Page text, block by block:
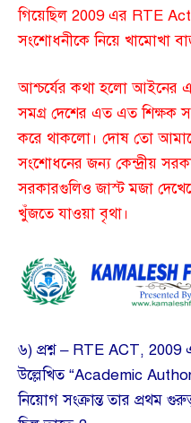
গিয়েছিল 2009 এর RTE
সংশোধনীকে নিয়ে খামোখা
আশ্চর্যের কথা হলো আইনের
সমগ্র দেশের এত এত শিক্ষক
করে থাকলো। দোষ তো
সংশোধনের জন্য কেন্দ্রীয়
সরকারগুলিও জাস্ট মজা
খুঁজতে যাওয়া বৃথা।
৬) প্রশ্ন – RTE ACT,
উল্লেখিত “Academic
নিয়োগ সংক্রান্ত তার প্রথম